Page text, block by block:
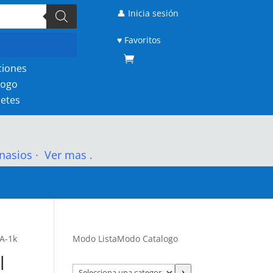
👤 Inicia sesión
♥ Favoritos
· Ver mas .
1k Modo ListaModo Catalogo
Selecciona